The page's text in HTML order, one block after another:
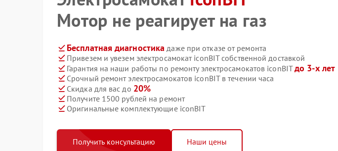
Мотор не реагирует на газ
Бесплатная диагностика даже при отказе от ремонта
Привезем и увезем электросамокат iconBIT собственной доставкой
Гарантия на наши работы по ремонту электросамокатов iconBITдо 3-х лет
Срочный ремонт электросамокатов iconBIT в течении часа
Скидка для вас до 20%
Получите 1500 рублей на ремонт
Оригинальные комплектующие iconBIT
Получить консультацию Наши цены